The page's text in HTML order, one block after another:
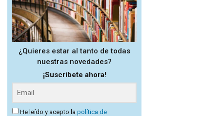
¿Quieres estar al tanto de todas
nuestras novedades?
¡Suscríbete ahora!
He leído y acepto la política de